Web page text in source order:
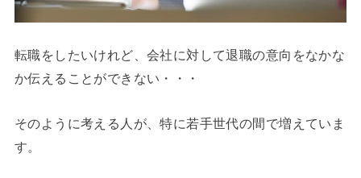
転職をしたいけれど、会社に対して退職の意向をなかな
か伝えることができない・・・
そのように考える人が、特に若手世代の間で増えていま
す。